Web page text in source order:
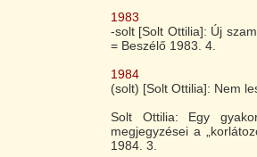
1983
-solt [Solt Ottilia]: Új
= Beszélő 1983. 4.
1984
(solt) [Solt Ottilia]: Nem
Solt Ottilia: Egy
megjegyzései a
1984. 3.